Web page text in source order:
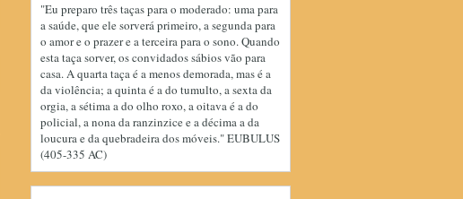
"Eu preparo três taças para o moderado: uma para
a saúde, que ele sorverá primeiro, a segunda para
o amor e o prazer e a terceira para o sono. Quando
esta taça sorver, os convidados sábios vão para
casa. A quarta taça é a menos demorada, mas é a
da violência; a quinta é a do tumulto, a sexta da
orgia, a sétima a do olho roxo, a oitava é a do
policial, a nona da ranzinzice e a décima a da
loucura e da quebradeira dos móveis." EUBULUS
(405-335 AC)